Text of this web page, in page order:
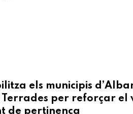
els municipis
per reforçar el
de pertinença